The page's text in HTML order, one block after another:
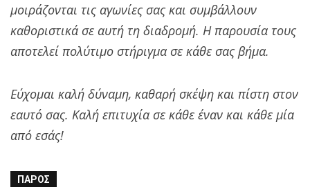
μοιράζονται τις αγωνίες σας και συμβάλλουν
καθοριστικά σε αυτή τη διαδρομή. Η παρουσία τους
αποτελεί πολύτιμο στήριγμα σε κάθε σας βήμα.
Εύχομαι καλή δύναμη, καθαρή σκέψη και πίστη στον
εαυτό σας. Καλή επιτυχία σε κάθε έναν και κάθε μία
από εσάς!
ΠΆΡΟΣ